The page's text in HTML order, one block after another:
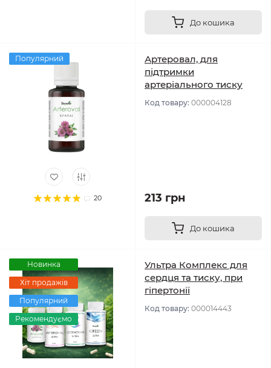
До кошика
Популярний
20
Артеровал, для
підтримки
артеріального тиску
Код товару: 000004128
213 грн
До кошика
Новинка
Хіт продажів
Популярний
Рекомендуємо
Ультра Комплекс для
сердця та тиску, при
гіпертонії
Код товару: 000014443